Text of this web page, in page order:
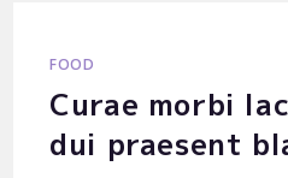
FOOD
Curae morbi
dui praesent